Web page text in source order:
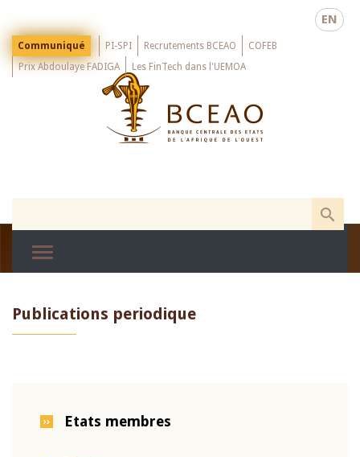
main
EN
Menu
Top
Communiqué PI-SPI Recrutements BCEAO
COFEB
Prix Abdoulaye FADIGA
Les FinTech dans l'UEMOA
Publications periodique
Etats membres